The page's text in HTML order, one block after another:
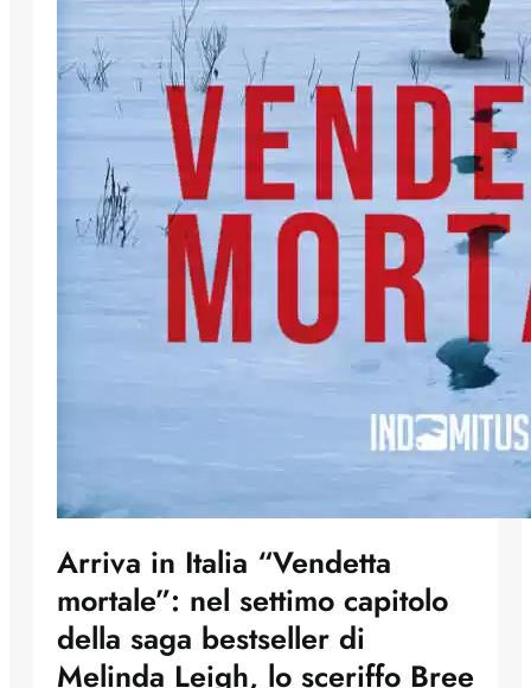
Arriva in Italia “Vendetta
mortale”: nel settimo capitolo
della saga bestseller di
Melinda Leigh, lo sceriffo Bree